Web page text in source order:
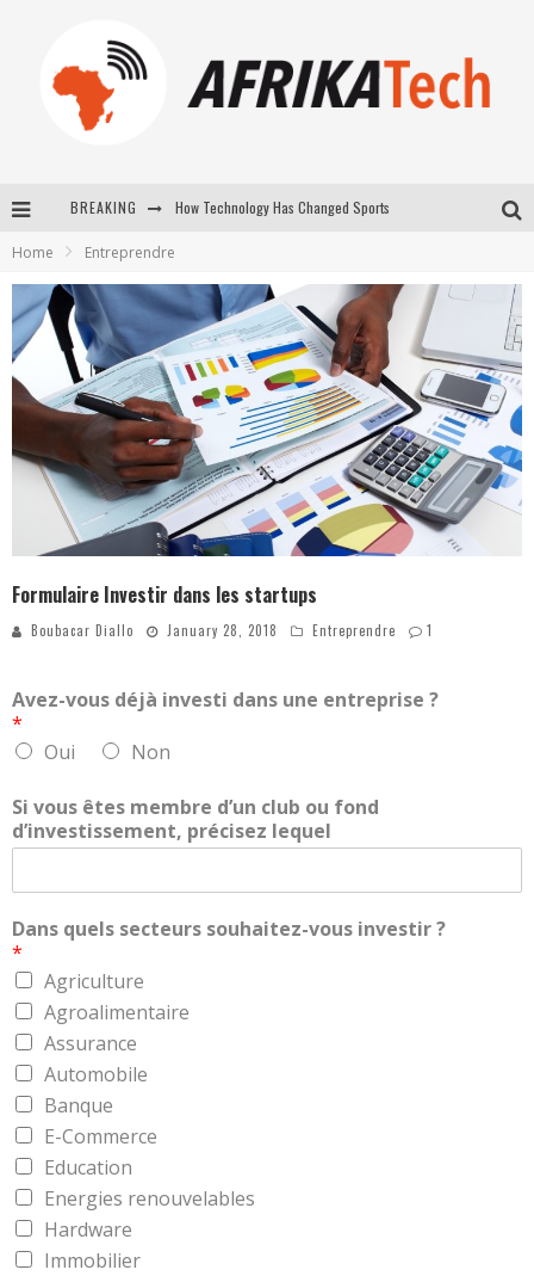
BREAKING
La Révolution Silencieuse : Quand Les Entrepreneurs Africains Décident de ne Plus se Taire
New to online sports betting? Consider These Tips to Play Your First Online Sports Betting Successfully
Home Entreprendre
Formulaire Investir dans les startups
Boubacar Diallo January 28, 2018 Entreprendre 1
Avez-vous déjà investi dans une entreprise ?
*
Oui
Non
Si vous êtes membre d’un club ou fond
d’investissement, précisez lequel
Dans quels secteurs souhaitez-vous investir ?
*
Agriculture
Agroalimentaire
Assurance
Automobile
Banque
E-Commerce
Education
Energies renouvelables
Hardware
Immobilier